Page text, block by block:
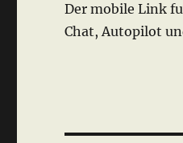
Der mobile Link
Chat, Autopilot